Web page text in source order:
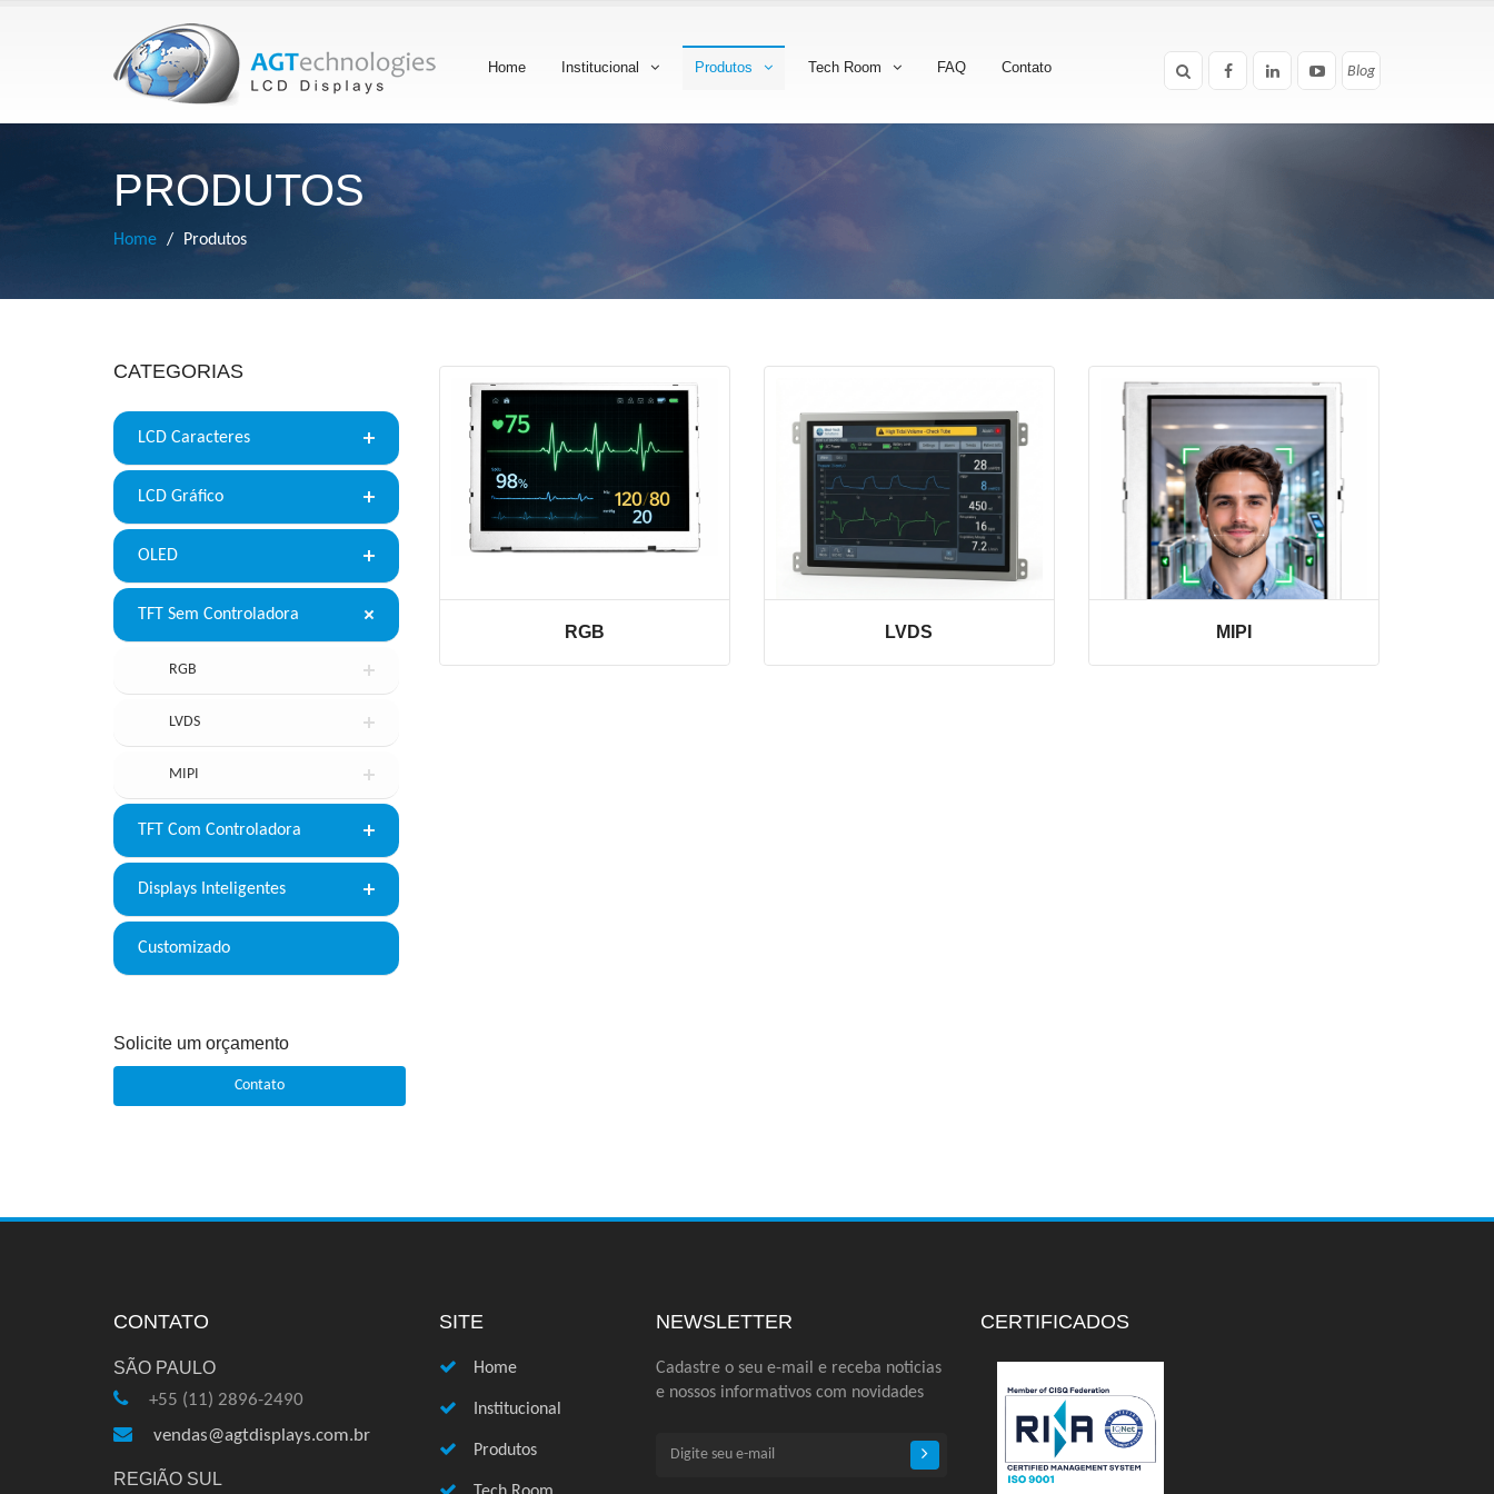
Home Institucional Produtos Tech Room FAQ Contato Blog
PRODUTOS
Home Produtos
RGB LVDS MIPI
CATEGORIAS
LCD Caracteres
LCD Gráfico
OLED
TFT Sem Controladora
RGB
LVDS
MIPI
TFT Com Controladora
Displays Inteligentes
Customizado
Solicite um orçamento
Contato
CONTATO
SÃO PAULO
+55 (11) 2896-2490
vendas@agtdisplays.com.br
REGIÃO SUL
SITE
Home
Institucional
Produtos
NEWSLETTER
Cadastre o seu e-mail e receba noticias
e nossos informativos com novidades
CERTIFICADOS